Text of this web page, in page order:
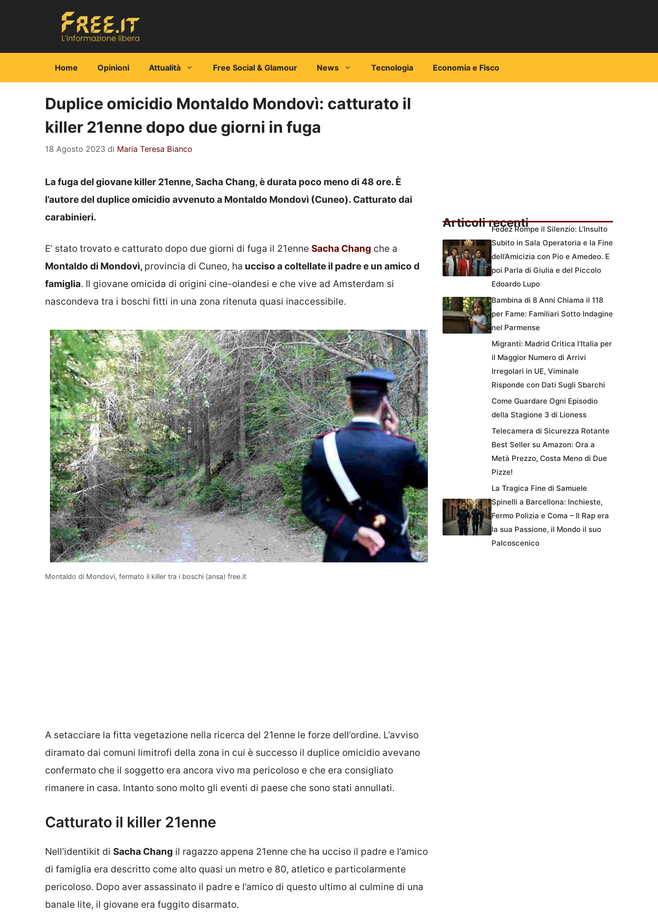
Home Opinioni Attualità Free Social & Glamour News Tecnologia Economia e Fisco
Duplice omicidio Montaldo Mondovì: catturato il
killer 21enne dopo due giorni in fuga
18 Agosto 2023 di Maria Teresa Bianco
La fuga del giovane killer 21enne, Sacha Chang, è durata poco meno di 48 ore. È
l’autore del duplice omicidio avvenuto a Montaldo Mondovì (Cuneo). Catturato dai
carabinieri.
E’ stato trovato e catturato dopo due giorni di fuga il 21enne Sacha Chang che a
Montaldo di Mondovì, provincia di Cuneo, ha ucciso a coltellate il padre e un amico d
famiglia. Il giovane omicida di origini cine-olandesi e che vive ad Amsterdam si
nascondeva tra i boschi fitti in una zona ritenuta quasi inaccessibile.
Montaldo di Mondovì, fermato il killer tra i boschi (ansa) free.it
A setacciare la fitta vegetazione nella ricerca del 21enne le forze dell’ordine. L’avviso
diramato dai comuni limitrofi della zona in cui è successo il duplice omicidio avevano
confermato che il soggetto era ancora vivo ma pericoloso e che era consigliato
rimanere in casa. Intanto sono molto gli eventi di paese che sono stati annullati.
Catturato il killer 21enne
Nell’identikit di Sacha Chang il ragazzo appena 21enne che ha ucciso il padre e l’amico
di famiglia era descritto come alto quasi un metro e 80, atletico e particolarmente
pericoloso. Dopo aver assassinato il padre e l’amico di questo ultimo al culmine di una
banale lite, il giovane era fuggito disarmato.
Articoli recentiFedez Rompe il Silenzio: L’Insulto
Subito in Sala Operatoria e la Fine
dell’Amicizia con Pio e Amedeo. E
poi Parla di Giulia e del Piccolo
Edoardo Lupo
Bambina di 8 Anni Chiama il 118
per Fame: Familiari Sotto Indagine
nel Parmense
Migranti: Madrid Critica l’Italia per
il Maggior Numero di Arrivi
Irregolari in UE, Viminale
Risponde con Dati Sugli Sbarchi
Come Guardare Ogni Episodio
della Stagione 3 di Lioness
Telecamera di Sicurezza Rotante
Best Seller su Amazon: Ora a
Metà Prezzo, Costa Meno di Due
Pizze!
La Tragica Fine di Samuele
Spinelli a Barcellona: Inchieste,
Fermo Polizia e Coma – Il Rap era
la sua Passione, il Mondo il suo
Palcoscenico